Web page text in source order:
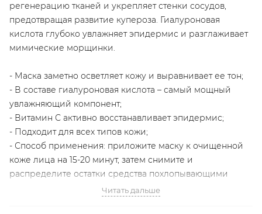
регенерацию тканей и укрепляет стенки сосудов,
предотвращая развитие купероза. Гиалуроновая
кислота глубоко увлажняет эпидермис и разглаживает
мимические морщинки.
- Маска заметно осветляет кожу и выравнивает ее тон;
- В составе гиалуроновая кислота – самый мощный
увлажняющий компонент;
- Витамин С активно восстанавливает эпидермис;
- Подходит для всех типов кожи;
- Способ применения: приложите маску к очищенной
коже лица на 15-20 минут, затем снимите и
распределите остатки средства похлопывающими
движениями до полного впитывания.
Читать дальше